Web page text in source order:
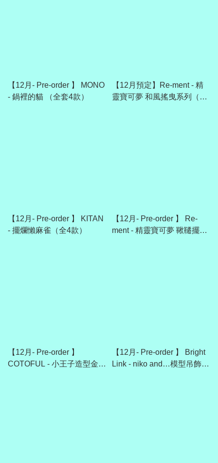
【12月- Pre-order 】 MONO
- 鍋裡的貓 （全套4款）
【12月預定】Re-ment - 精
靈寶可夢 和風搖曳系列（全
【12月- Pre-order 】 KITAN
- 擺爛懶麻雀（全4款）
【12月- Pre-order 】 Re-
ment - 精靈寶可夢 鞦韆擺飾
【12月- Pre-order 】
COTOFUL - 小王子造型金屬
【12月- Pre-order 】 Bright
Link - niko and…模型吊飾收